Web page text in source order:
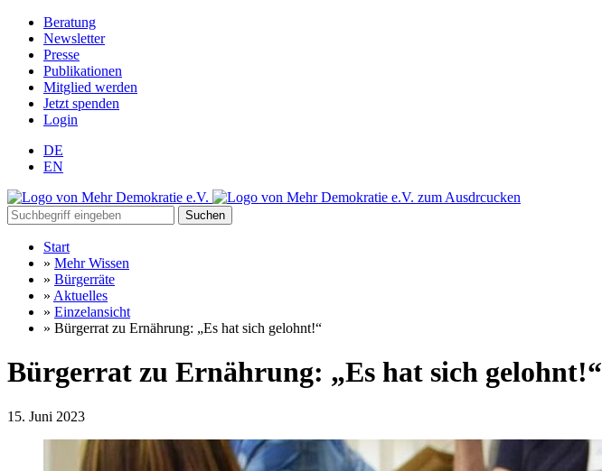
Beratung
Newsletter
Presse
Publikationen
Mitglied werden
Jetzt spenden
Login
DE
EN
Suchen
Start
» Mehr Wissen
» Bürgerräte
» Aktuelles
» Einzelansicht
» Bürgerrat zu Ernährung: „Es hat sich gelohnt!“
Bürgerrat zu Ernährung: „Es hat sich gelohnt!“
15. Juni 2023